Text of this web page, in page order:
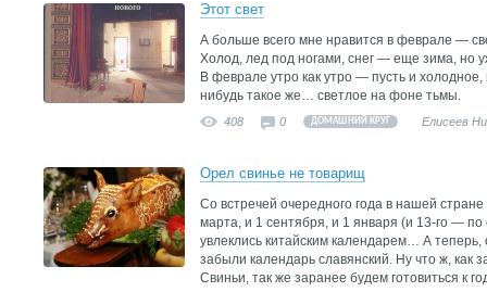
Этот свет
А больше всего мне нравится в феврале —
Холод, лед под ногами, снег — еще зима, но
В феврале утро как утро — пусть и
нибудь такое же… светлое на фоне тьмы.
408 0 ДОМАШНИЙ КРУГ Елисеев
Орел свинье не товарищ
Со встречей очередного года в нашей
марта, и 1 сентября, и 1 января (и 13-го — по
увлеклись китайским календарем… А
забыли календарь славянский. Ну что ж, как
Свиньи, так же заранее будем готовиться к